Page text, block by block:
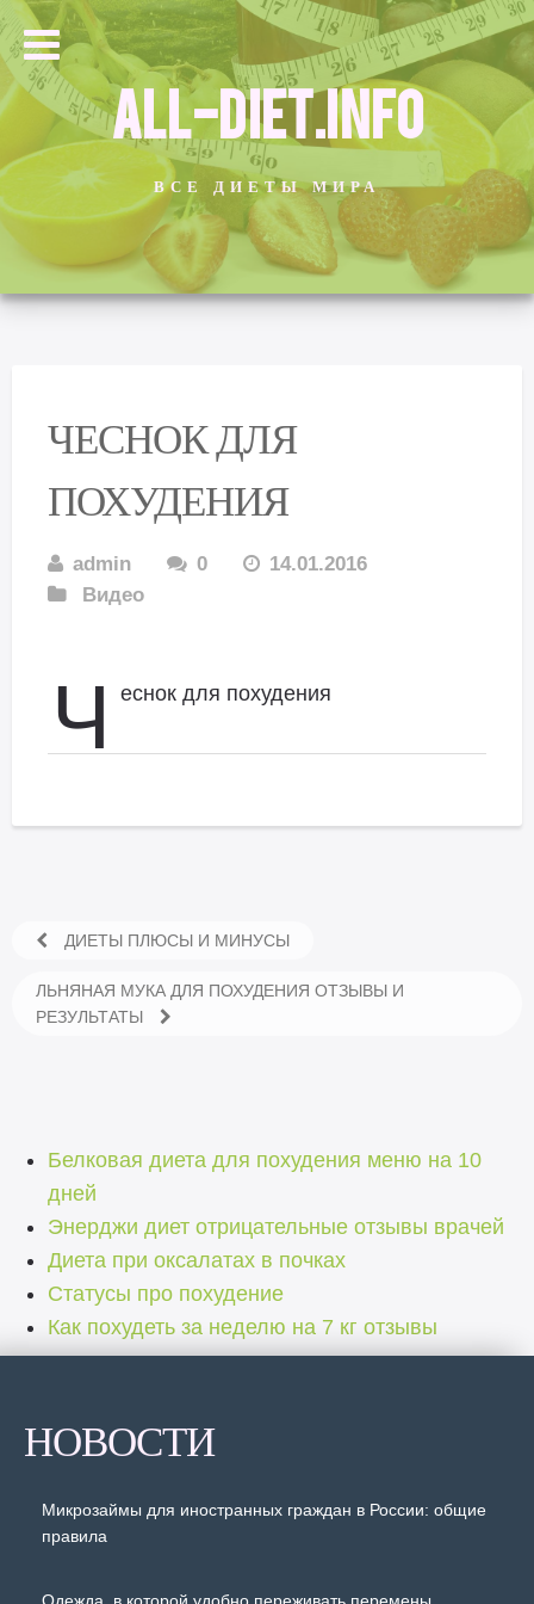
ALL-DIET.INFO
ВСЕ ДИЕТЫ МИРА
ЧЕСНОК ДЛЯ
ПОХУДЕНИЯ
admin 0
14.01.2016
Видео
Ч еснок для похудения
ДИЕТЫ ПЛЮСЫ И МИНУСЫ
ЛЬНЯНАЯ МУКА ДЛЯ ПОХУДЕНИЯ ОТЗЫВЫ И
РЕЗУЛЬТАТЫ
Белковая диета для похудения меню на 10
дней
Энерджи диет отрицательные отзывы врачей
Диета при оксалатах в почках
Статусы про похудение
Как похудеть за неделю на 7 кг отзывы
НОВОСТИ
Микрозаймы для иностранных граждан в России: общие
правила